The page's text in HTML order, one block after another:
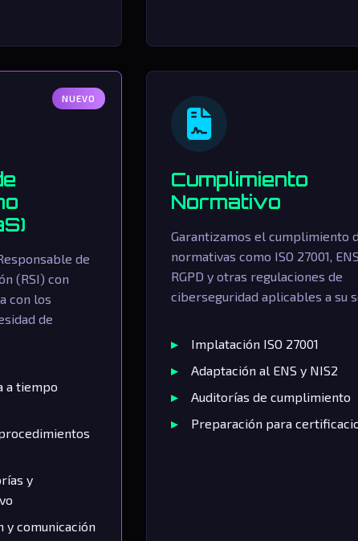
NUEVO
de
(RSI) con
con los
de
a tiempo
y
y comunicación
Cumplimiento
Normativo
Garantizamos el cumplimiento
normativas como ISO 27001,
RGPD y otras regulaciones de
ciberseguridad aplicables a su
Implatación ISO 27001
Adaptación al ENS y NIS2
Auditorías de cumplimiento
Preparación para